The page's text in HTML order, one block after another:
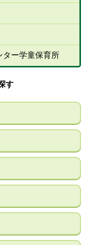
ター学童保育所
す